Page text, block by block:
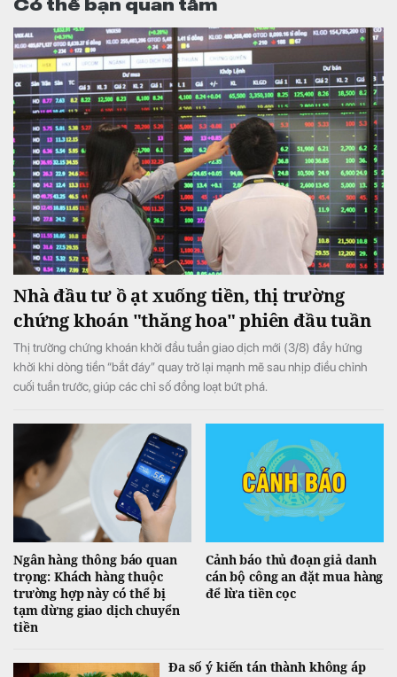
Nhà đầu tư ồ ạt xuống tiền, thị trường
chứng khoán "thăng hoa" phiên đầu tuần
Thị trường chứng khoán khởi đầu tuần giao dịch mới (3/8) đầy hứng
khởi khi dòng tiền “bắt đáy” quay trở lại mạnh mẽ sau nhịp điều chỉnh
cuối tuần trước, giúp các chỉ số đồng loạt bứt phá.
Ngân hàng thông báo quan
trọng: Khách hàng thuộc
trường hợp này có thể bị
tạm dừng giao dịch chuyển
tiền
Cảnh báo thủ đoạn giả danh
cán bộ công an đặt mua hàng
để lừa tiền cọc
Đa số ý kiến tán thành không áp